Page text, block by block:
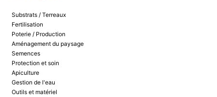
Substrats / Terreaux
Fertilisation
Poterie / Production
Aménagement du paysage
Semences
Protection et soin
Apiculture
Gestion de l'eau
Outils et matériel